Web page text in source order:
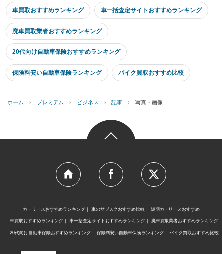
車買取おすすめランキング 車一括査定サイトおすすめランキング
廃車買取業者おすすめランキング
20代向け自動車保険おすすめランキング
保険料安い自動車保険ランキング バイク買取おすすめ比較
ホーム › プレミアム › ビジネス › 記事 › 写真・画像
カーリースおすすめランキング 車のサブスクおすすめ比較 短期カーリースおすすめ
車買取おすすめランキング 車一括査定サイトおすすめランキング 廃車買取業者おすすめランキング
20代向け自動車保険おすすめランキング 保険料安い自動車保険ランキング バイク買取おすすめ比較